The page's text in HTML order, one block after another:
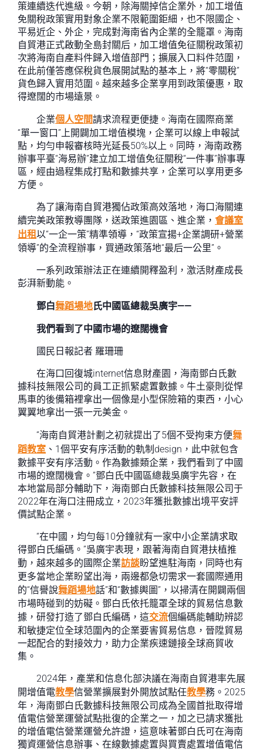
策連續迭代進級。今朝，除海關掉信企業外，加工增值
免關稅政策實用對象企業不限範圍鉅細，也不限國企、
平易近企、外企，完成對海南省內企業的全籠罩。海南
自貿港正式啟動全島封關后，加工增值免征關稅政策初
次將海南自產料件歸入增值部門；擴展入口料件范圍，
在此前僅答應保稅貨色展開試點的基本上，將“零關稅”
貨色歸入實用范圍。越來越多企業享用到政策優惠，取
得遼闊的市場遠景。
企業個人空間請求流程更便捷。海南在國際商業
“單一窗口”上開闢加工增值模塊，企業可以線上申報試
點，均勻申報審核時光延長50%以上。同時，海南政務
辦事平臺“海易辦”建立加工增值免征關稅“一件事”辦事專
區，經由過程集成打點和數據共享，企業可以享用更多
方便。
為了讓海南自貿港獨佔政策高效落地，海口海關連
續完美政策教導團隊，送政策進園區、進企業， 會議室
出租以“一企一策”精準領導，“政策宣揚+企業調研+營業
領導”的全流程辦事，買通政策落地“最后一公里”。
一系列政策辦法正在連續開釋盈利，激活財產成長
彭湃新動能。
鄧白舞蹈場地氏中國區總裁吳廣宇——
我們看到了中國市場的遼闊機會
國民日報記者 羅珊珊
在海口回復城internet信息財產園，海南鄧白氏數
據科技無限公司的員工正抓緊處置數據。牛土豪則從悍
馬車的後備箱裡拿出一個像是小型保險箱的東西，小心
翼翼地拿出一張一元美金。
“海南自貿港計劃之初就提出了5個不受拘束方便舞
蹈教室 、1個平安有序活動的軌制design，此中就包含
數據平安有序活動。作為數據類企業，我們看到了中國
市場的遼闊機會。”鄧白氏中國區總裁吳廣宇先容，在
本地當局部分輔助下，海南鄧白氏數據科技無限公司于
2022年在海口注冊成立，2023年獲批數據出境平安評
價試點企業。
“在中國，均勻每10分鐘就有一家中小企業請求取
得鄧白氏編碼。”吳廣宇表現，跟著海南自貿港扶植推
動，越來越多的國際企業訪談盼望進駐海南，同時也有
更多當地企業盼望出海，兩邊都急切需求一套國際通用
的“信譽說舞蹈場地話”和“數據輿圖”，以掃清在開闢兩個
市場時碰到的妨礙。鄧白氏依托籠罩全球的貿易信息數
據，研發打造了鄧白氏編碼，這交流個編碼能輔助辨認
和敏捷定位全球范圍內的企業要害貿易信息，晉陞貿易
一起配合的對接效力，助力企業疾速鏈接全球商貿收
集。
2024年，產業和信息化部決議在海南自貿港率先展
開增值電教學信營業擴展對外開放試點任教學務。2025
年，海南鄧白氏數據科技無限公司成為全國首批取得增
值電信營業運營試點批復的企業之一，加之已請求獲批
的增值電信營業運營允許證，這意味著鄧白氏可在海南
獨資運營信息辦事、在線數據處置與買賣處置增值電信